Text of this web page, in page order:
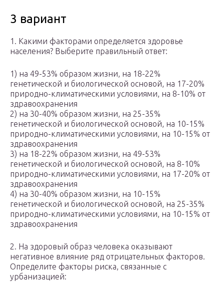
3 вариант
1. Какими факторами определяется здоровье
населения? Выберите правильный ответ:
1) на 49-53% образом жизни, на 18-22%
генетической и биологической основой, на 17-20%
природно-климатическими условиями, на 8-10% от
здравоохранения
2) на 30-40% образом жизни, на 25-35%
генетической и биологической основой, на 10-15%
природно-климатическими условиями, на 10-15% от
здравоохранения
3) на 18-22% образом жизни, на 49-53%
генетической и биологической основой, на 8-10%
природно-климатическими условиями, на 17-20% от
здравоохранения
4) на 30-40% образом жизни, на 10-15%
генетической и биологической основой, на 25-35%
природно-климатическими условиями, на 10-15% от
здравоохранения
2. На здоровый образ человека оказывают
негативное влияние ряд отрицательных факторов.
Определите факторы риска, связанные с
урбанизацией: